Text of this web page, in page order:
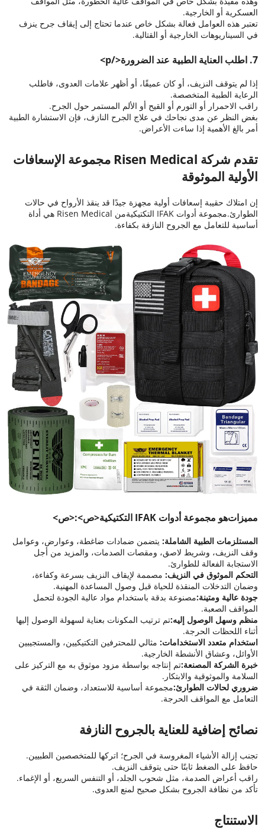
العسكرية أو الخارجية.
تعتبر هذه العوامل فعالة بشكل خاص عندما تحتاج إلى إيقاف جرح ينزف
في السيناريوهات الخارجية أو القتالية.
7. اطلب العناية الطبية عند الضرورة</p>
إذا لم يتوقف النزيف، أو كان عميقًا، أو أظهر علامات العدوى، فاطلب
الرعاية الطبية المتخصصة.
راقب الاحمرار أو التورم أو القيح أو الألم المستمر حول الجرح.
بغض النظر عن مدى نجاحك في علاج الجرح النازف، فإن الاستشارة الطبية
أمر بالغ الأهمية إذا ساءت الأعراض.
تقدم شركة Risen Medical
مجموعة الإسعافات
الأولية الموثوقة
إن امتلاك حقيبة إسعافات أولية مجهزة جيدًا قد ينقذ الأرواح في حالات
الطوارئ.مجموعة أدوات IFAK التكتيكية
من Risen Medical هي أداة
أساسية للتعامل مع الجروح النازفة بكفاءة.
مميزاتهو مجموعة أدوات IFAK التكتيكية <ص>:<ص>
المستلزمات الطبية الشاملة: يتضمن ضمادات ضاغطة، وعوارض، وعوامل
وقف النزيف، وشريط لاصق، ومقصات الصدمات، والمزيد من أجل
الاستجابة الفعالة للطوارئ.
التحكم الموثوق في النزيف: مصممة لإيقاف النزيف بسرعة وكفاءة،
وضمان التدخلات المنقذة للحياة قبل وصول المساعدة المهنية.
جودة عالية ومتينة:مصنوعة بدقة باستخدام مواد عالية الجودة لتحمل
المواقف الصعبة.
منظم وسهل الوصول إليه:تم ترتيب المكونات بعناية لسهولة الوصول إليها
أثناء اللحظات الحرجة.
استخدام متعدد الاستخدامات: مثالي للمحترفين التكتيكيين، والمستجيبين
الأوائل، وعشاق الأنشطة الخارجية.
خبرة الشركة المصنعة:تم إنتاجه بواسطة مزود موثوق به مع التركيز على
السلامة والموثوقية والابتكار.
ضروري لحالات الطوارئ:مجموعة أساسية للاستعداد، وضمان الثقة في
التعامل مع المواقف الحرجة.
نصائح إضافية للعناية بالجروح النازفة
تجنب إزالة الأشياء المغروسة في الجرح؛ اتركها للمتخصصين الطبيين.
حافظ على الضغط ثابتًا حتى يتوقف النزيف.
راقب أعراض الصدمة، مثل شحوب الجلد، أو التنفس السريع، أو الإغماء.
تأكد من نظافة الجروح بشكل صحيح لمنع العدوى.
الاستنتاج